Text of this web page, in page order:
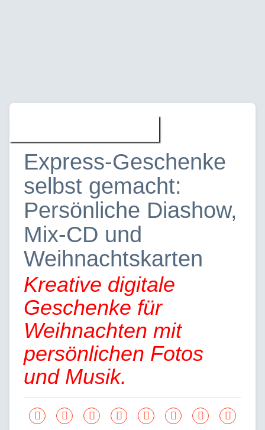
Express-Geschenke
selbst gemacht:
Persönliche Diashow,
Mix-CD und
Weihnachtskarten
Kreative digitale
Geschenke für
Weihnachten mit
persönlichen Fotos
und Musik.